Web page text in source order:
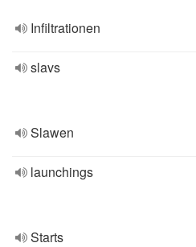
Infiltrationen
slavs
Slawen
launchings
Starts